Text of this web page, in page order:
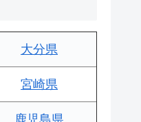
大分県
宮崎県
鹿児島県